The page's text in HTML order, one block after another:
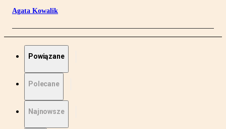
Agata Kowalik
Powiązane
Polecane
Najnowsze